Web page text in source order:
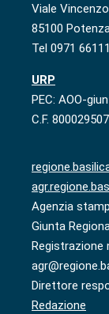
Viale
85100
Tel 0971
URP
PEC: AOO-
C.F.
Agenzia
Giunta
Registrazione
Direttore
Redazione